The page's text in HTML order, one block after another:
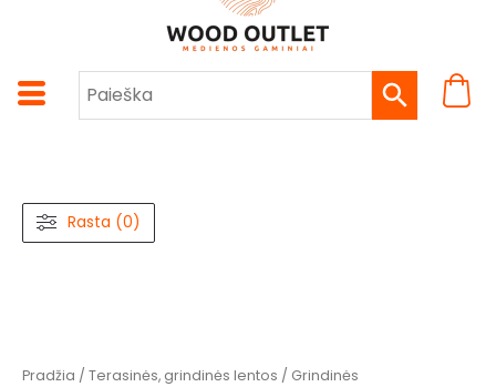
k a
m
Rasta (0)
Pradžia / Terasinės, grindinės lentos / Grindinės